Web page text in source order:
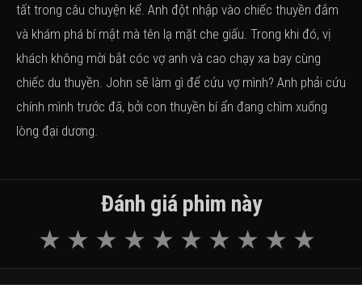
tất trong câu chuyện kể. Anh đột nhập vào chiếc thuyền đắm
và khám phá bí mật mà tên lạ mặt che giấu. Trong khi đó, vị
khách không mời bắt cóc vợ anh và cao chạy xa bay cùng
chiếc du thuyền. John sẽ làm gì để cứu vợ mình? Anh phải cứu
chính mình trước đã, bởi con thuyền bí ẩn đang chìm xuống
lòng đại dương.
Đánh giá phim này